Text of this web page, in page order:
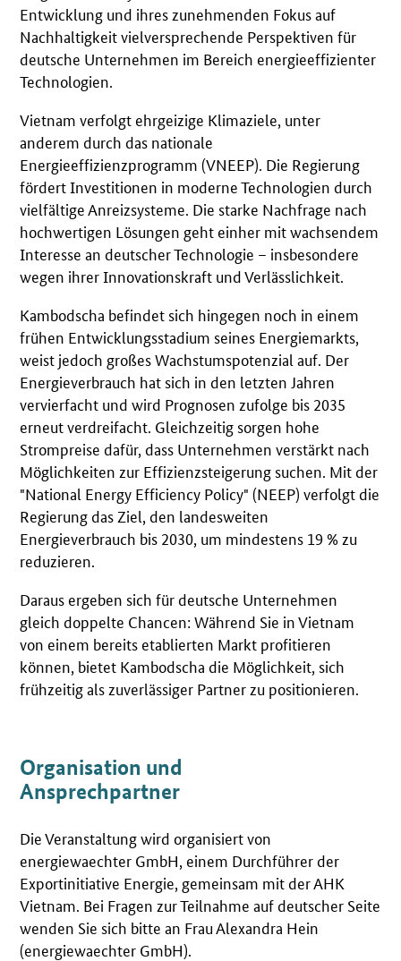
Entwicklung und ihres zunehmenden Fokus auf
Nachhaltigkeit vielversprechende Perspektiven für
deutsche Unternehmen im Bereich energieeffizienter
Technologien.
Vietnam verfolgt ehrgeizige Klimaziele, unter
anderem durch das nationale
Energieeffizienzprogramm (VNEEP). Die Regierung
fördert Investitionen in moderne Technologien durch
vielfältige Anreizsysteme. Die starke Nachfrage nach
hochwertigen Lösungen geht einher mit wachsendem
Interesse an deutscher Technologie – insbesondere
wegen ihrer Innovationskraft und Verlässlichkeit.
Kambodscha befindet sich hingegen noch in einem
frühen Entwicklungsstadium seines Energiemarkts,
weist jedoch großes Wachstumspotenzial auf. Der
Energieverbrauch hat sich in den letzten Jahren
vervierfacht und wird Prognosen zufolge bis 2035
erneut verdreifacht. Gleichzeitig sorgen hohe
Strompreise dafür, dass Unternehmen verstärkt nach
Möglichkeiten zur Effizienzsteigerung suchen. Mit der
"National Energy Efficiency Policy" (NEEP) verfolgt die
Regierung das Ziel, den landesweiten
Energieverbrauch bis 2030, um mindestens 19 % zu
reduzieren.
Daraus ergeben sich für deutsche Unternehmen
gleich doppelte Chancen: Während Sie in Vietnam
von einem bereits etablierten Markt profitieren
können, bietet Kambodscha die Möglichkeit, sich
frühzeitig als zuverlässiger Partner zu positionieren.
Organisation und
Ansprechpartner
Die Veranstaltung wird organisiert von
energiewaechter GmbH, einem Durchführer der
Exportinitiative Energie, gemeinsam mit der AHK
Vietnam. Bei Fragen zur Teilnahme auf deutscher Seite
wenden Sie sich bitte an Frau Alexandra Hein
(energiewaechter GmbH).